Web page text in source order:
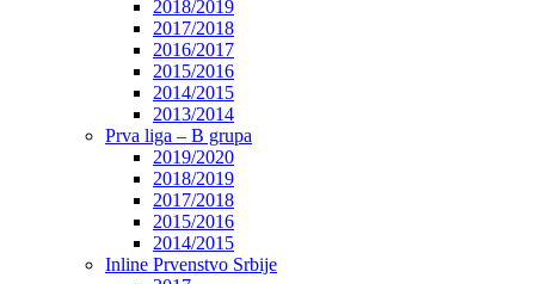
2018/2019
2017/2018
2016/2017
2015/2016
2014/2015
2013/2014
Prva liga – B grupa
2019/2020
2018/2019
2017/2018
2015/2016
2014/2015
Inline Prvenstvo Srbije